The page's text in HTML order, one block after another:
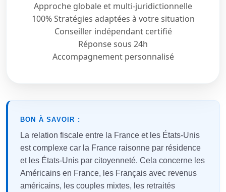
Approche globale et multi-juridictionnelle
100% Stratégies adaptées à votre situation
Conseiller indépendant certifié
Réponse sous 24h
Accompagnement personnalisé
BON À SAVOIR :
La relation fiscale entre la France et les États-Unis
est complexe car la France raisonne par résidence
et les États-Unis par citoyenneté. Cela concerne les
Américains en France, les Français avec revenus
américains, les couples mixtes, les retraités